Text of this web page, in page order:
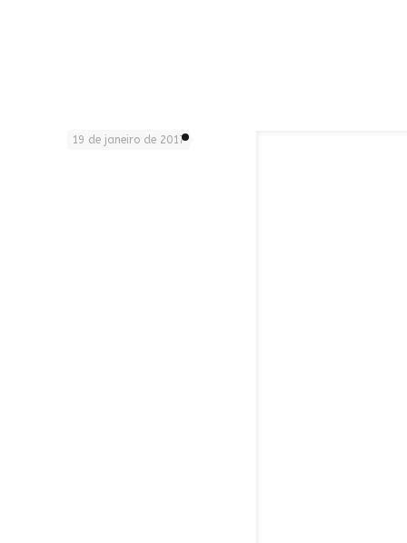
19 de janeiro de 2017